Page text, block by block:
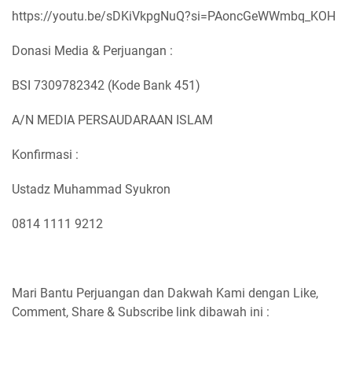
https://youtu.be/sDKiVkpgNuQ?si=PAoncGeWWmbq_KOH
Donasi Media & Perjuangan :
BSI 7309782342 (Kode Bank 451)
A/N MEDIA PERSAUDARAAN ISLAM
Konfirmasi :
Ustadz Muhammad Syukron
0814 1111 9212
Mari Bantu Perjuangan dan Dakwah Kami dengan Like,
Comment, Share & Subscribe link dibawah ini :